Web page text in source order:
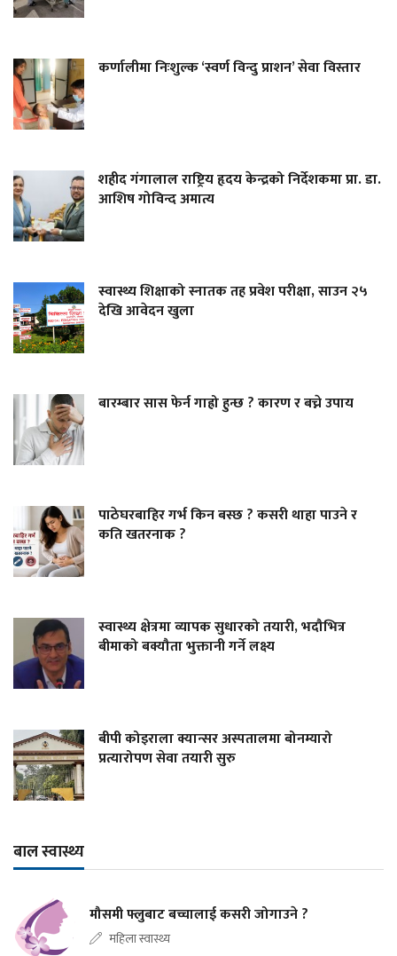
कर्णालीमा निःशुल्क ‘स्वर्ण विन्दु प्राशन’ सेवा विस्तार
शहीद गंगालाल राष्ट्रिय हृदय केन्द्रको निर्देशकमा प्रा. डा.
आशिष गोविन्द अमात्य
स्वास्थ्य शिक्षाको स्नातक तह प्रवेश परीक्षा, साउन २५
देखि आवेदन खुला
बारम्बार सास फेर्न गाह्रो हुन्छ ? कारण र बच्ने उपाय
पाठेघरबाहिर गर्भ किन बस्छ ? कसरी थाहा पाउने र
कति खतरनाक ?
स्वास्थ्य क्षेत्रमा व्यापक सुधारको तयारी, भदौभित्र
बीमाको बक्यौता भुक्तानी गर्ने लक्ष्य
बीपी कोइराला क्यान्सर अस्पतालमा बोनम्यारो
प्रत्यारोपण सेवा तयारी सुरु
बाल स्वास्थ्य
मौसमी फ्लुबाट बच्चालाई कसरी जोगाउने ?
महिला स्वास्थ्य